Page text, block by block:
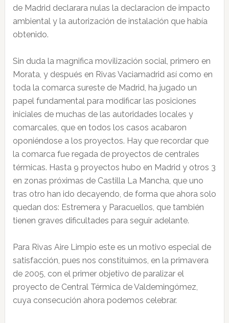
de Madrid declarara nulas la declaracion de impacto
ambiental y la autorización de instalación que había
obtenido.
Sin duda la magnifica movilización social, primero en
Morata, y después en Rivas Vaciamadrid así como en
toda la comarca sureste de Madrid, ha jugado un
papel fundamental para modificar las posiciones
iniciales de muchas de las autoridades locales y
comarcales, que en todos los casos acabaron
oponiéndose a los proyectos. Hay que recordar que
la comarca fue regada de proyectos de centrales
térmicas. Hasta 9 proyectos hubo en Madrid y otros 3
en zonas próximas de Castilla La Mancha, que uno
tras otro han ido decayendo, de forma que ahora solo
quedan dos: Estremera y Paracuellos, que también
tienen graves dificultades para seguir adelante.
Para Rivas Aire Limpio este es un motivo especial de
satisfacción, pues nos constituimos, en la primavera
de 2005, con el primer objetivo de paralizar el
proyecto de Central Térmica de Valdemingómez,
cuya consecución ahora podemos celebrar.